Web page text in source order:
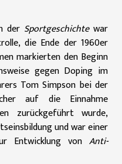
der Sportgeschichtewar
die Ende der 1960er
markierten den Beginn
gegen Doping im
Tom Simpson bei der
auf die Einnahme
zurückgeführt wurde,
und war einer
Entwicklung von Anti-